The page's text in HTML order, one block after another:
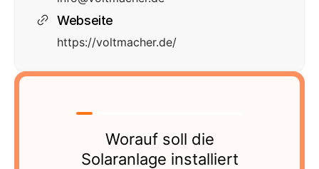
Webseite
https://voltmacher.de/
Worauf soll die
Solaranlage installiert